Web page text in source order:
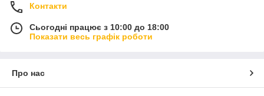
Контакти
Сьогодні працює з 10:00 до 18:00
Показати весь графік роботи
Про нас